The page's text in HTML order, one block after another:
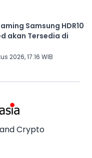
Samsung HDR10
akan Tersedia di
2026, 17:16 WIB
Crypto